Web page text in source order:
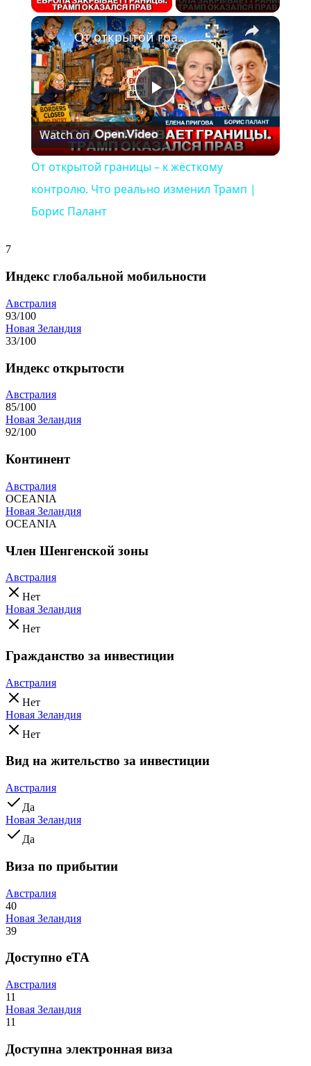
×
Play
Video
От открытой границы – к жёсткому контролю. Что реально изменил Трамп | Борис Палант
Watch on
От открытой границы – к жёсткому
контролю. Что реально изменил Трамп |
Борис Палант
7
Индекс глобальной мобильности
Австралия
93/100
Новая Зеландия
33/100
Индекс открытости
Австралия
85/100
Новая Зеландия
92/100
Континент
Австралия
OCEANIA
Новая Зеландия
OCEANIA
Член Шенгенской зоны
Австралия
Нет
Новая Зеландия
Нет
Гражданство за инвестиции
Австралия
Нет
Новая Зеландия
Нет
Вид на жительство за инвестиции
Австралия
Да
Новая Зеландия
Да
Виза по прибытии
Австралия
40
Новая Зеландия
39
Доступно eTA
Австралия
11
Новая Зеландия
11
Доступна электронная виза